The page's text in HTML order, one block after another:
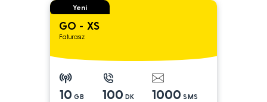
Yeni
GO - XS
Faturasız
10 GB 100 DK 1000 SMS